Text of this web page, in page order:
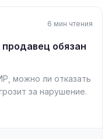
6 мин чтения
обязан
можно ли отказать
за нарушение.